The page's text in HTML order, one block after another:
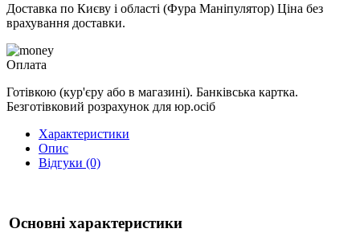
Доставка по Києву і області (Фура Маніпулятор) Ціна без
врахування доставки.
Оплата
Готівкою (кур'єру або в магазині). Банківська картка.
Безготівковий розрахунок для юр.осіб
Характеристики
Опис
Відгуки (0)
Основні характеристики